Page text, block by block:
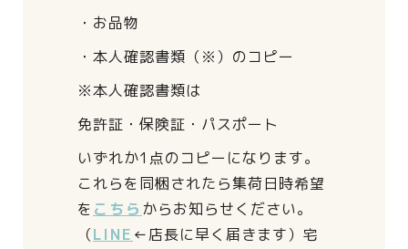
・お品物
・本人確認書類（※）のコピー
※本人確認書類は
免許証・保険証・パスポート
いずれか1点のコピーになります。
これらを同梱されたら集荷日時希望
を こちら からお知らせください。
（LINE ←店長に早く届きます） 宅